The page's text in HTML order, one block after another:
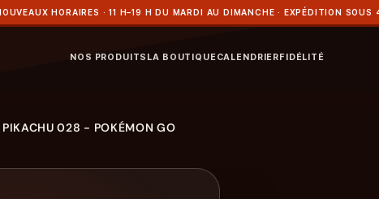
HORAIRES · 11 H–19 H DU MARDI AU DIMANCHE · EXPÉDITION SOUS
NOS PRODUITS LA BOUTIQUECALENDRIERFIDÉLITÉ
PIKACHU 028 - POKÉMON GO